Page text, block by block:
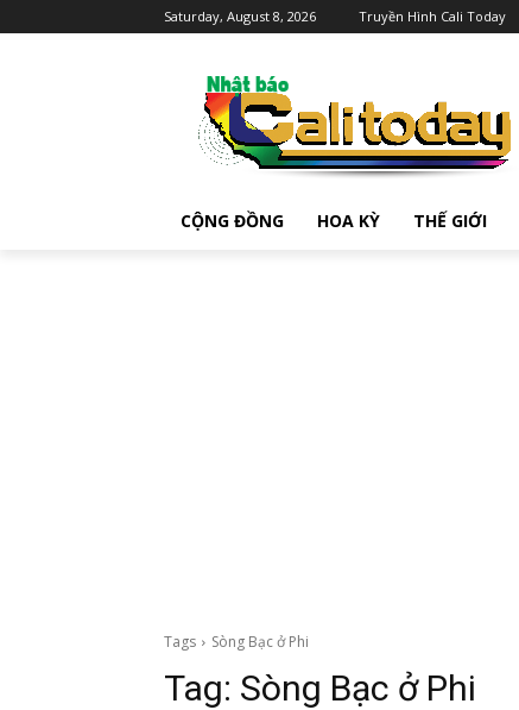
Saturday, August 8, 2026 Truyền Hình Cali Today
CỘNG ĐỒNG HOA KỲ THẾ GIỚI
Tags Sòng Bạc ở Phi
Tag: Sòng Bạc ở Phi